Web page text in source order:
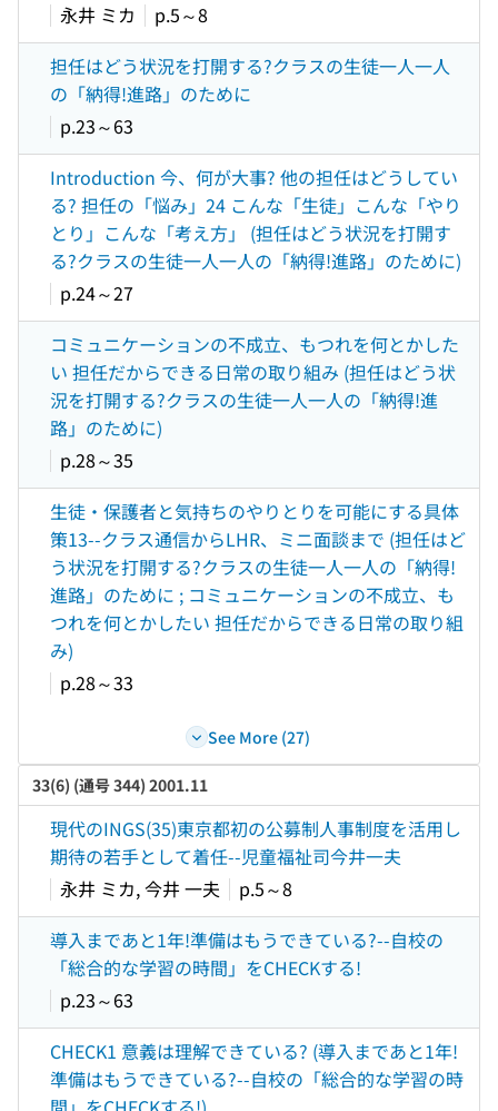
永井 ミカ
p.5～8
担任はどう状況を打開する?クラスの生徒一人一人
の「納得!進路」のために
p.23～63
Introduction 今、何が大事? 他の担任はどうしてい
る? 担任の「悩み」24 こんな「生徒」こんな「やり
とり」こんな「考え方」 (担任はどう状況を打開す
る?クラスの生徒一人一人の「納得!進路」のために)
p.24～27
コミュニケーションの不成立、もつれを何とかした
い 担任だからできる日常の取り組み (担任はどう状
況を打開する?クラスの生徒一人一人の「納得!進
路」のために)
p.28～35
生徒・保護者と気持ちのやりとりを可能にする具体
策13--クラス通信からLHR、ミニ面談まで (担任はど
う状況を打開する?クラスの生徒一人一人の「納得!
進路」のために ; コミュニケーションの不成立、も
つれを何とかしたい 担任だからできる日常の取り組
み)
p.28～33
See More (27)
33(6) (通号 344) 2001.11
現代のINGS(35)東京都初の公募制人事制度を活用し
期待の若手として着任--児童福祉司今井一夫
永井 ミカ, 今井 一夫
p.5～8
導入まであと1年!準備はもうできている?--自校の
「総合的な学習の時間」をCHECKする!
p.23～63
CHECK1 意義は理解できている? (導入まであと1年!
準備はもうできている?--自校の「総合的な学習の時